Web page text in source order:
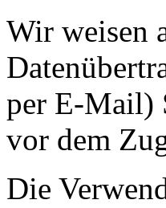
Wir weisen
per E-Mail)
vor dem
Die